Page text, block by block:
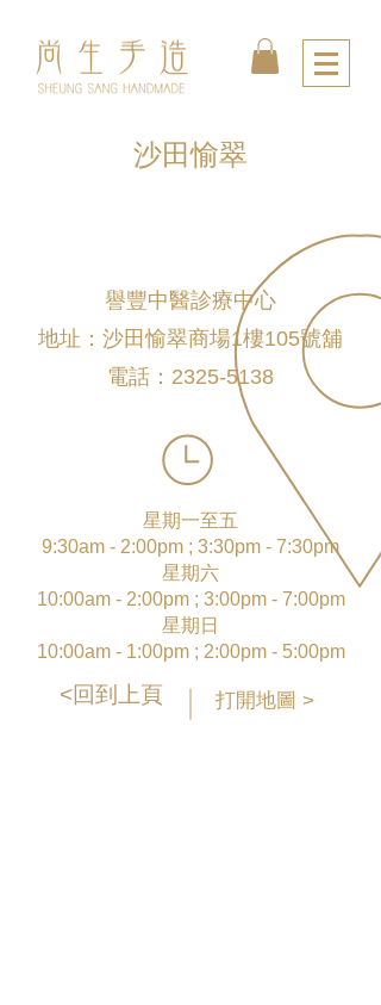
沙田愉翠
譽豐中醫診療中心
地址：沙田愉翠商場1樓105號舖
電話：2325-5138
星期一至五
9:30am - 2:00pm ; 3:30pm - 7:30pm
星期六
10:00am - 2:00pm ; 3:00pm - 7:00pm
星期日
10:00am - 1:00pm ; 2:00pm - 5:00pm
<回到上頁 打開地圖 >